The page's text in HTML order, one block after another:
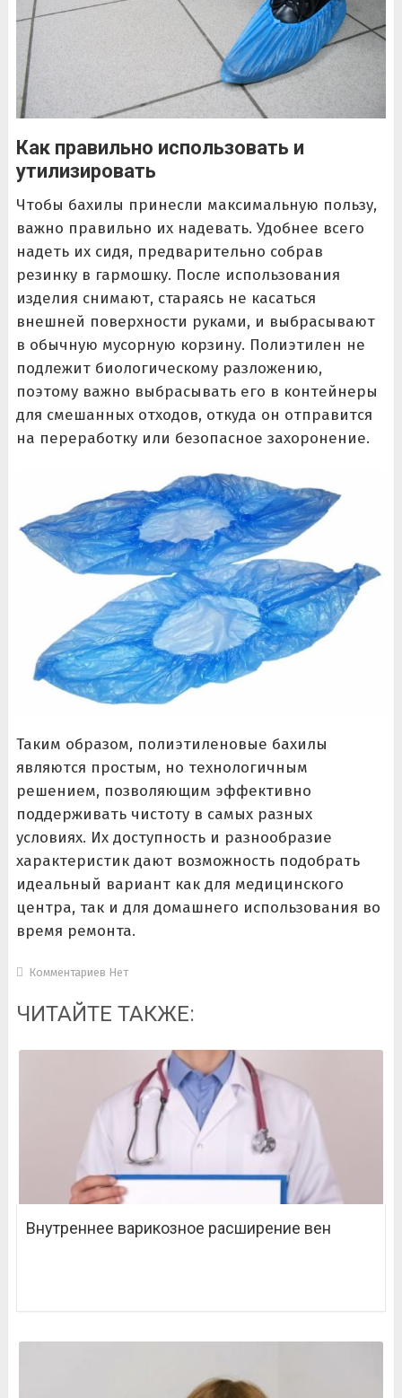
Как правильно использовать и
утилизировать
Чтобы бахилы принесли максимальную пользу,
важно правильно их надевать. Удобнее всего
надеть их сидя, предварительно собрав
резинку в гармошку. После использования
изделия снимают, стараясь не касаться
внешней поверхности руками, и выбрасывают
в обычную мусорную корзину. Полиэтилен не
подлежит биологическому разложению,
поэтому важно выбрасывать его в контейнеры
для смешанных отходов, откуда он отправится
на переработку или безопасное захоронение.
Таким образом, полиэтиленовые бахилы
являются простым, но технологичным
решением, позволяющим эффективно
поддерживать чистоту в самых разных
условиях. Их доступность и разнообразие
характеристик дают возможность подобрать
идеальный вариант как для медицинского
центра, так и для домашнего использования во
время ремонта.
Комментариев Нет
ЧИТАЙТЕ ТАКЖЕ:
Внутреннее варикозное расширение вен